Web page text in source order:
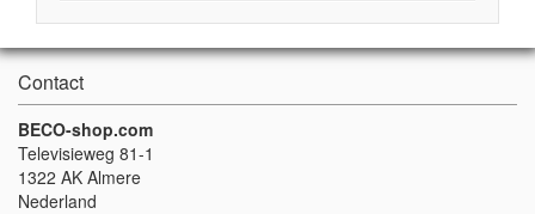
Contact
BECO-shop.com
Televisieweg 81-1
1322 AK Almere
Nederland